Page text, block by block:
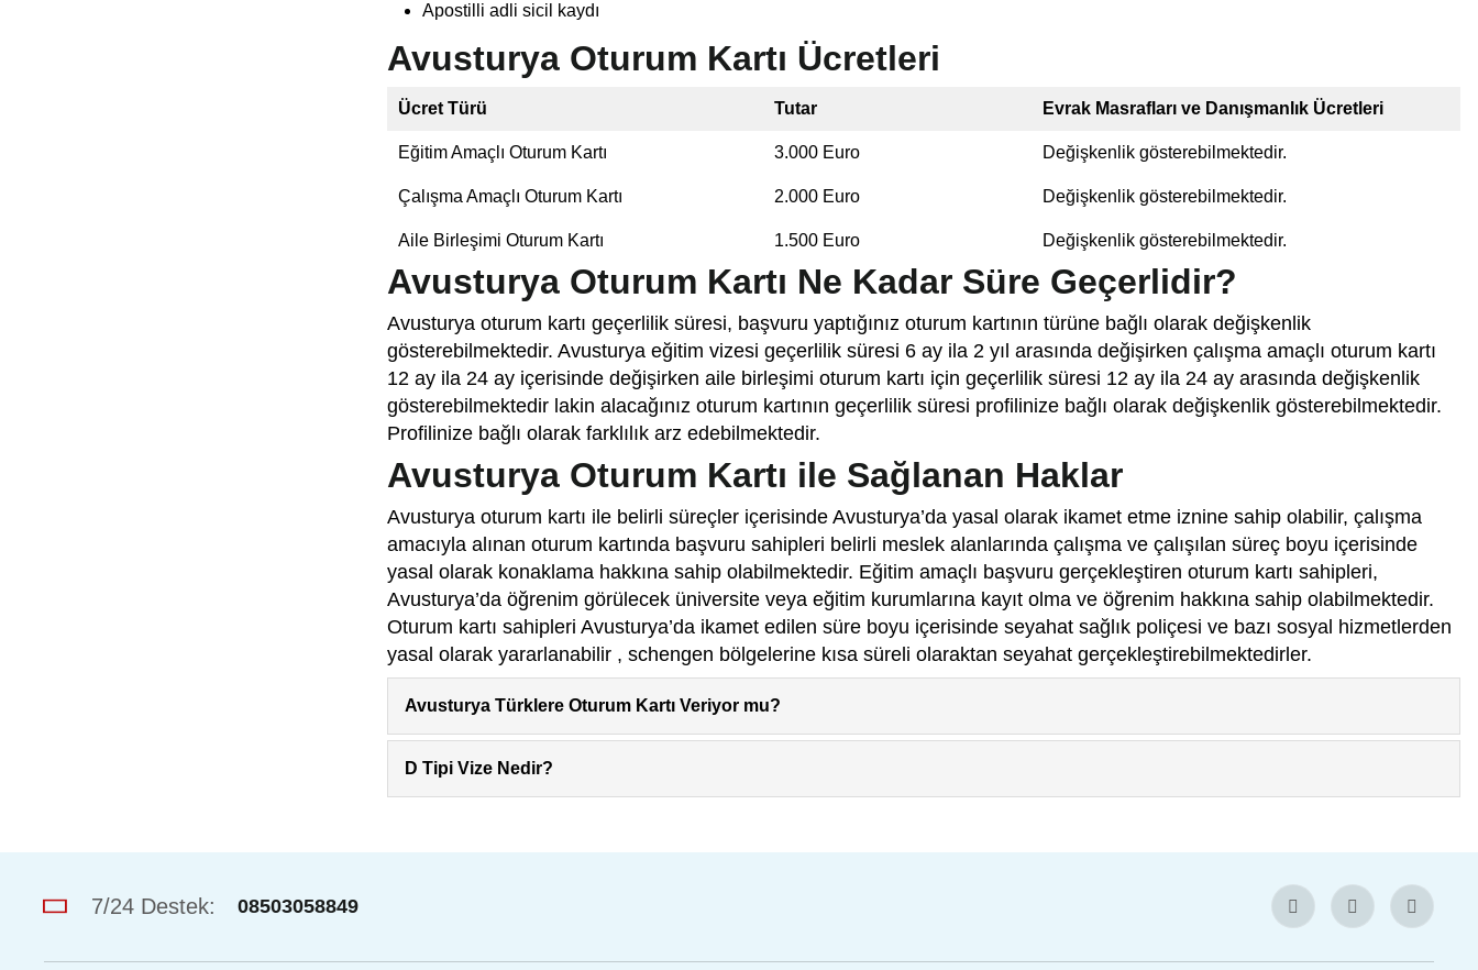
Apostilli adli sicil kaydı
Avusturya Oturum Kartı Ücretleri
Ücret Türü Tutar Evrak Masrafları ve Danışmanlık Ücretleri
Eğitim Amaçlı Oturum Kartı 3.000 Euro Değişkenlik gösterebilmektedir.
Çalışma Amaçlı Oturum Kartı 2.000 Euro Değişkenlik gösterebilmektedir.
Aile Birleşimi Oturum Kartı 1.500 Euro Değişkenlik gösterebilmektedir.
Avusturya Oturum Kartı Ne Kadar Süre Geçerlidir?
Avusturya oturum kartı geçerlilik süresi, başvuru yaptığınız oturum kartının türüne bağlı olarak değişkenlik
gösterebilmektedir. Avusturya eğitim vizesi geçerlilik süresi 6 ay ila 2 yıl arasında değişirken çalışma amaçlı oturum kartı
12 ay ila 24 ay içerisinde değişirken aile birleşimi oturum kartı için geçerlilik süresi 12 ay ila 24 ay arasında değişkenlik
gösterebilmektedir lakin alacağınız oturum kartının geçerlilik süresi profilinize bağlı olarak değişkenlik gösterebilmektedir.
Profilinize bağlı olarak farklılık arz edebilmektedir.
Avusturya Oturum Kartı ile Sağlanan Haklar
Avusturya oturum kartı ile belirli süreçler içerisinde Avusturya’da yasal olarak ikamet etme iznine sahip olabilir, çalışma
amacıyla alınan oturum kartında başvuru sahipleri belirli meslek alanlarında çalışma ve çalışılan süreç boyu içerisinde
yasal olarak konaklama hakkına sahip olabilmektedir. Eğitim amaçlı başvuru gerçekleştiren oturum kartı sahipleri,
Avusturya’da öğrenim görülecek üniversite veya eğitim kurumlarına kayıt olma ve öğrenim hakkına sahip olabilmektedir.
Oturum kartı sahipleri Avusturya’da ikamet edilen süre boyu içerisinde seyahat sağlık poliçesi ve bazı sosyal hizmetlerden
yasal olarak yararlanabilir , schengen bölgelerine kısa süreli olaraktan seyahat gerçekleştirebilmektedirler.
Avusturya Türklere Oturum Kartı Veriyor mu?
D Tipi Vize Nedir?
7/24 Destek: 08503058849